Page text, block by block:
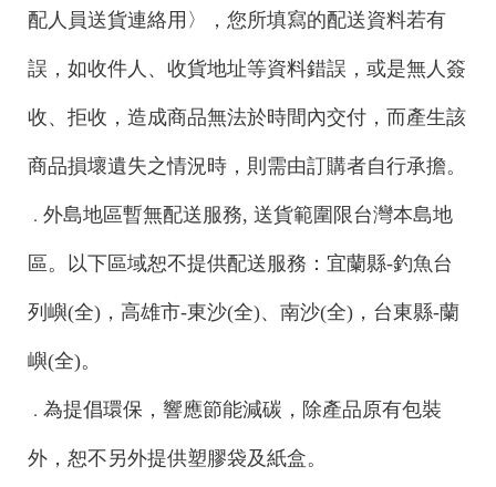
配人員送貨連絡用〉，您所填寫的配送資料若有
誤，如收件人、收貨地址等資料錯誤，或是無人簽
收、拒收，造成商品無法於時間內交付，而產生該
商品損壞遺失之情況時，則需由訂購者自行承擔。
． 外島地區暫無配送服務, 送貨範圍限台灣本島地
區。以下區域恕不提供配送服務：宜蘭縣-釣魚台
列嶼(全)，高雄市-東沙(全)、南沙(全)，台東縣-蘭
嶼(全)。
． 為提倡環保，響應節能減碳，除產品原有包裝
外，恕不另外提供塑膠袋及紙盒。